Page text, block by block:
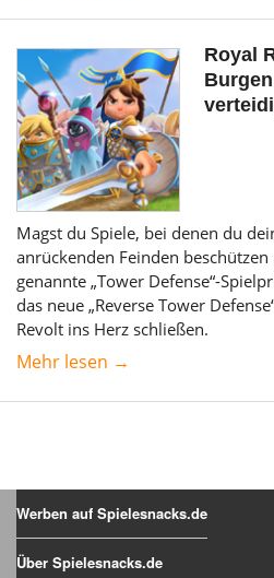
Royal
Magst du Spiele, bei denen du
anrückenden Feinden
genannte „Tower Defense“-
das neue „Reverse Tower
Revolt ins Herz schließen.
Mehr lesen →
Werben auf Spielesnacks.de
Über Spielesnacks.de